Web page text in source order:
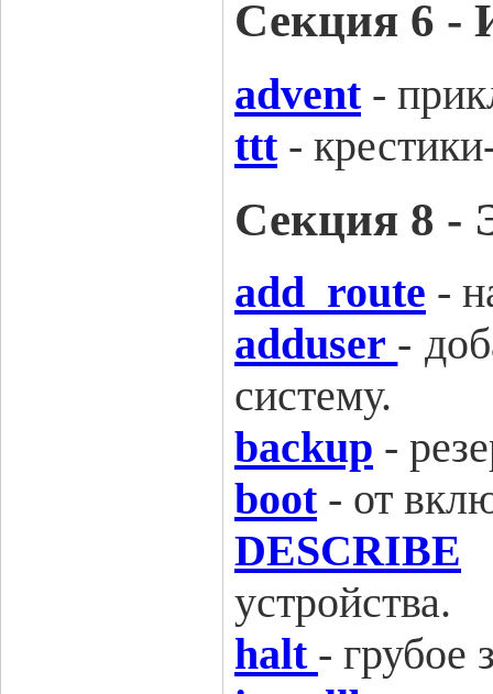
Секция 6
advent-
ttt-
Секция 8
add_route -
adduser -
систему.
backup -
boot- от
DESCRIBE
устройства.
halt - грубое